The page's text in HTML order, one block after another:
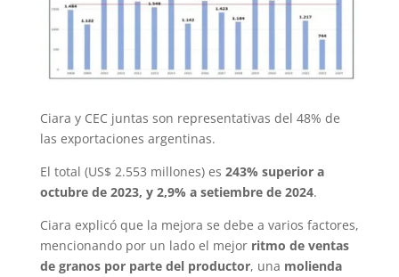
Ciara y CEC juntas son representativas del 48% de
las exportaciones argentinas.
El total (US$ 2.553 millones) es 243% superior a
octubre de 2023, y 2,9% a setiembre de 2024.
Ciara explicó que la mejora se debe a varios factores,
mencionando por un lado el mejor ritmo de ventas
de granos por parte del productor, una molienda